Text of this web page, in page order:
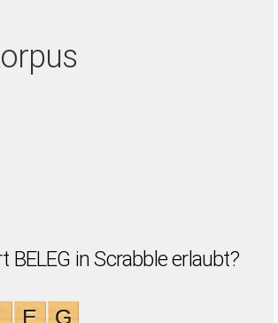
BELEG in Scrabble erlaubt?